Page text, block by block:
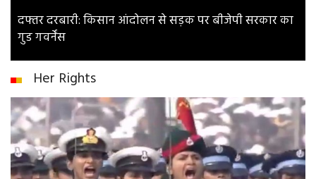
दफ्तर दरबारी: किसान आंदोलन से सड़क पर बीजेपी सरकार का
गुड गवर्नेंस
Her Rights